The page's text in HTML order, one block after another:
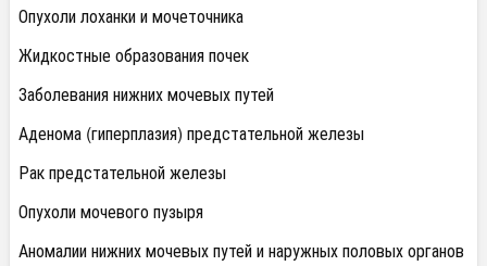
Опухоли лоханки и мочеточника
Жидкостные образования почек
Заболевания нижних мочевых путей
Аденома (гиперплазия) предстательной железы
Рак предстательной железы
Опухоли мочевого пузыря
Аномалии нижних мочевых путей и наружных половых органов